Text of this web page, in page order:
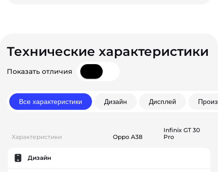
Технические характеристики
Показать отличия
Все характеристики Дизайн Дисплей
Характеристики Oppo A38
Infinix GT 30
Pro
Дизайн